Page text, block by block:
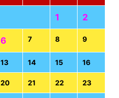
1 2
6 7 8 9
13 14 15 16
20 21 22 23